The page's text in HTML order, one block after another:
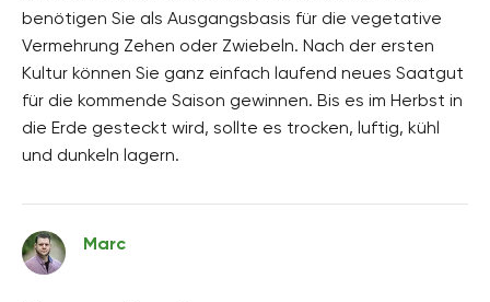
benötigen Sie als Ausgangsbasis für die vegetative
Vermehrung Zehen oder Zwiebeln. Nach der ersten
Kultur können Sie ganz einfach laufend neues Saatgut
für die kommende Saison gewinnen. Bis es im Herbst in
die Erde gesteckt wird, sollte es trocken, luftig, kühl
und dunkeln lagern.
Marc